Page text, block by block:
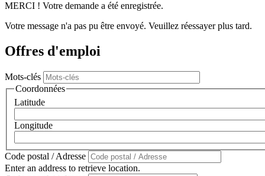
MERCI ! Votre demande a été enregistrée.
Votre message n'a pas pu être envoyé. Veuillez réessayer plus tard.
Offres d'emploi
Mots-clés
Coordonnées
Latitude
Longitude
Code postal / Adresse
Enter an address to retrieve location.